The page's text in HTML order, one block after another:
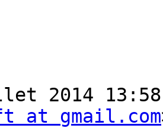
2014 13:58,
at gmail.com